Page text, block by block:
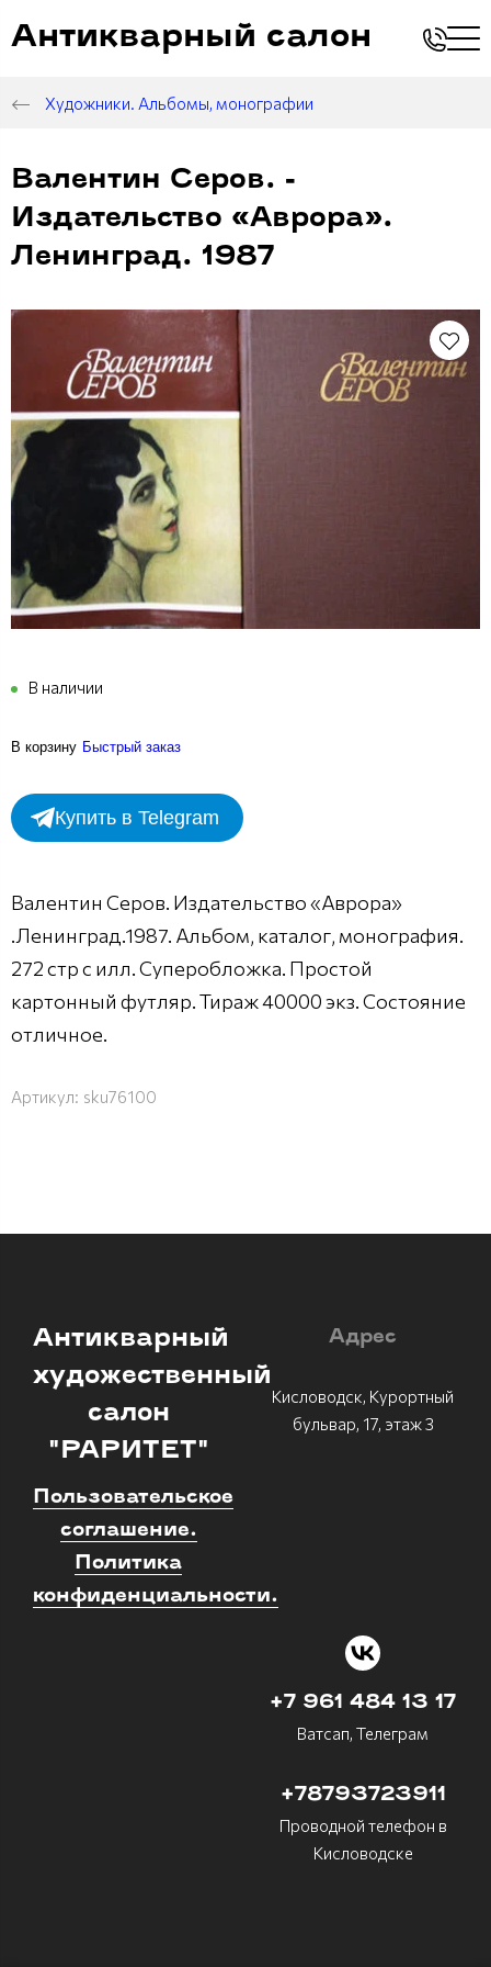
Антикварный салон
Художники. Альбомы, монографии
Валентин Серов. -
Издательство «Аврора».
Ленинград. 1987
В наличии
В корзину Быстрый заказ
Купить в Telegram
Валентин Серов. Издательство «Аврора»
.Ленинград.1987. Альбом, каталог, монография.
272 стр с илл. Суперобложка. Простой
картонный футляр. Тираж 40000 экз. Состояние
отличное.
Артикул: sku76100
Антикварный
художественный
салон
"РАРИТЕТ"
Пользовательское
соглашение.
Политика
конфиденциальности.
Адрес
Кисловодск, Курортный
бульвар, 17, этаж 3
+7 961 484 13 17
Ватсап, Телеграм
+78793723911
Проводной телефон в
Кисловодске